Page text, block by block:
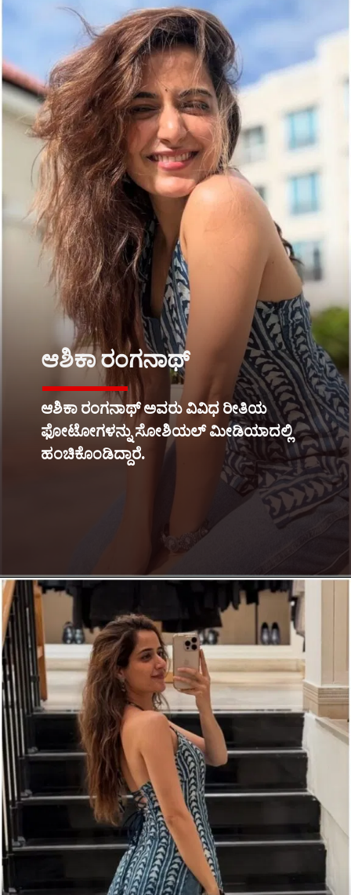
ಆಶಿಕಾ ರಂಗನಾಥ್
ಆಶಿಕಾ ರಂಗನಾಥ್ ಅವರು ವಿವಿಧ ರೀತಿಯ
ಫೋಟೋಗಳನ್ನು ಸೋಶಿಯಲ್ ಮೀಡಿಯಾದಲ್ಲಿ
ಹಂಚಿಕೊಂಡಿದ್ದಾರೆ.